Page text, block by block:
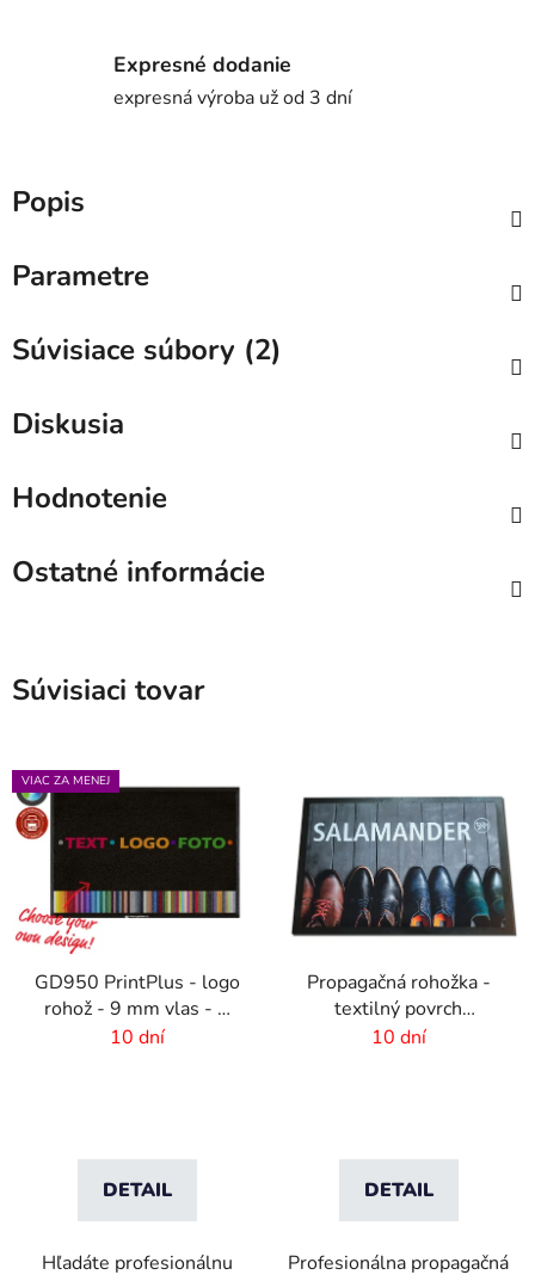
Expresné dodanie
expresná výroba už od 3 dní
Popis
Parametre
Súvisiace súbory (2)
Diskusia
Hodnotenie
Ostatné informácie
Súvisiaci tovar
VIAC ZA MENEJ
GD950 PrintPlus - logo
rohož - 9 mm vlas - 2
cm gumový okraj
10 dní
DETAIL
Hľadáte profesionálnu
Propagačná rohožka -
textilný povrch
-85x150 cm
10 dní
DETAIL
Profesionálna propagačná